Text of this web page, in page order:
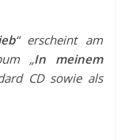
“ erscheint am
„In meinem
CD sowie als